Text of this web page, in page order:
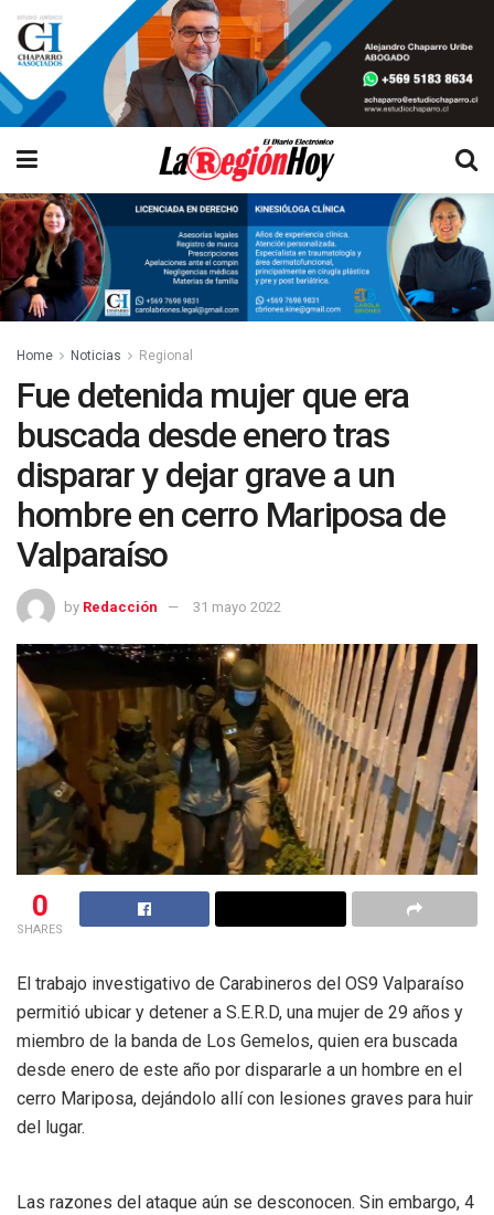
Home Noticias Regional
Fue detenida mujer que era
buscada desde enero tras
disparar y dejar grave a un
hombre en cerro Mariposa de
Valparaíso
by Redacción 31 mayo 2022
0
SHARES
El trabajo investigativo de Carabineros del OS9 Valparaíso
permitió ubicar y detener a S.E.R.D, una mujer de 29 años y
miembro de la banda de Los Gemelos, quien era buscada
desde enero de este año por dispararle a un hombre en el
cerro Mariposa, dejándolo allí con lesiones graves para huir
del lugar.
Las razones del ataque aún se desconocen. Sin embargo, 4